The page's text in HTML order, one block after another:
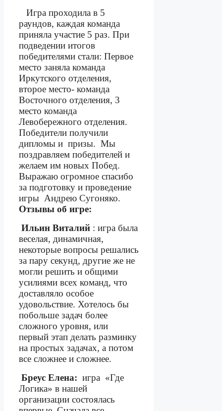
Игра проходила в 5
раундов, каждая команда
приняла участие 5 раз. При
подведении итогов
победителями стали: Первое
место заняла команда
Иркутского отделения,
второе место- команда
Восточного отделения, 3
место команда
Левобережного отделения.
Победители получили
дипломы и призы. Мы
поздравляем победителей и
желаем им новых Побед.
Выражаю огромное спасибо
за подготовку и проведение
игры Андрею Сугоняко.
Отзывы об игре:
Ильин Виталий : игра была
веселая, динамичная,
некоторые вопросы решались
за пару секунд, другие же не
могли решить и общими
усилиями всех команд, что
доставляло особое
удовольствие. Хотелось бы
побольше задач более
сложного уровня, или
первый этап делать разминку
на простых задачах, а потом
все сложнее и сложнее.
Бреус Елена: игра «Где
Логика» в нашей
организации состоялась